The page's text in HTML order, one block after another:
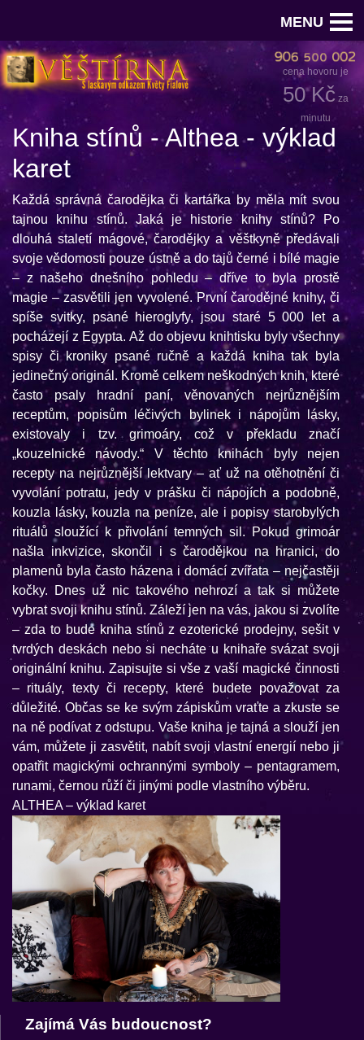
MENU
cena hovoru je
50 Kč za
minutu
Kniha stínů - Althea - výklad
karet
Každá správná čarodějka či kartářka by měla mít svou
tajnou knihu stínů. Jaká je historie knihy stínů? Po
dlouhá staletí mágové, čarodějky a věštkyně předávali
svoje vědomosti pouze ústně a do tajů černé i bílé magie
– z našeho dnešního pohledu – dříve to byla prostě
magie – zasvětili jen vyvolené. První čarodějné knihy, či
spíše svitky, psané hieroglyfy, jsou staré 5 000 let a
pocházejí z Egypta. Až do objevu knihtisku byly všechny
spisy či kroniky psané ručně a každá kniha tak byla
jedinečný originál. Kromě celkem neškodných knih, které
často psaly hradní paní, věnovaných nejrůznějším
receptům, popisům léčivých bylinek i nápojům lásky,
existovaly i tzv. grimoáry, což v překladu značí
„kouzelnické návody.“ V těchto knihách byly nejen
recepty na nejrůznější lektvary – ať už na otěhotnění či
vyvolání potratu, jedy v prášku či nápojích a podobně,
kouzla lásky, kouzla na peníze, ale i popisy starobylých
rituálů sloužící k přivolání temných sil. Pokud grimoár
našla inkvizice, skončil i s čarodějkou na hranici, do
plamenů byla často házena i domácí zvířata – nejčastěji
kočky. Dnes už nic takového nehrozí a tak si můžete
vybrat svoji knihu stínů. Záleží jen na vás, jakou si zvolíte
– zda to bude kniha stínů z ezoterické prodejny, sešit v
tvrdých deskách nebo si necháte u knihaře svázat svoji
originální knihu. Zapisujte si vše z vaší magické činnosti
– rituály, texty či recepty, které budete považovat za
důležité. Občas se ke svým zápiskům vraťte a zkuste se
na ně podívat z odstupu. Vaše kniha je tajná a slouží jen
vám, můžete ji zasvětit, nabít svoji vlastní energií nebo ji
opatřit magickými ochrannými symboly – pentagramem,
runami, černou růží či jinými podle vlastního výběru.
ALTHEA – výklad karet
Zajímá Vás budoucnost?